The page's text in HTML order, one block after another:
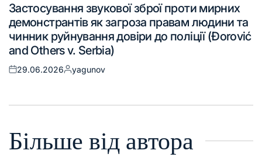
Застосування звукової зброї проти мирних
демонстрантів як загроза правам людини та
чинник руйнування довіри до поліції (Đorović
and Others v. Serbia)
29.06.2026 yagunov
Більше від автора